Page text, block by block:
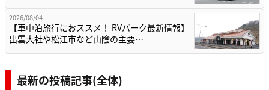
2026/08/04
【車中泊旅行におススメ！ RVパーク最新情報】
出雲大社や松江市など山陰の主要…
最新の投稿記事(全体)